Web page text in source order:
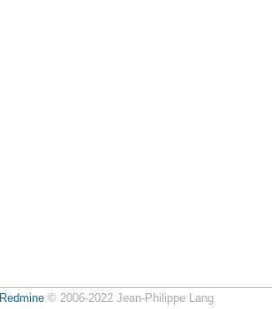
Redmine© 2006-2022 Jean-Philippe Lang